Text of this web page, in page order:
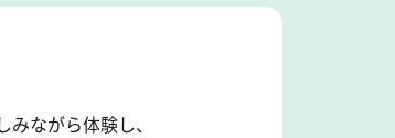
ながら体験し、